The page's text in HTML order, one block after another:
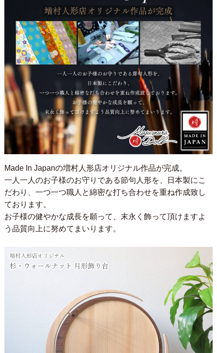
Made In Japanの増村人形店オリジナル作品が完成。
一人一人のお子様のお守りである節句人形を、日本製にこ
だわり、一つ一つ職人と綿密な打ち合わせを重ね作成致し
ております。
お子様の健やかな成長を願って、末永く飾って頂けますよ
う品質向上に努めてまいります。